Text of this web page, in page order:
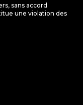
sans accord
une violation des